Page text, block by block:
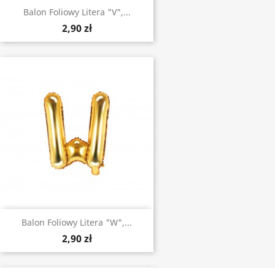
Balon Foliowy Litera "V",...
2,90 zł
Balon Foliowy Litera "W",...
2,90 zł